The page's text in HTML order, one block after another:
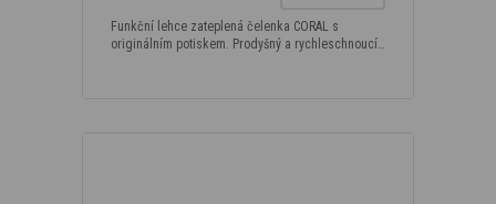
Funkční lehce zateplená čelenka CORAL s
originálním potiskem. Prodyšný a rychleschnoucí…